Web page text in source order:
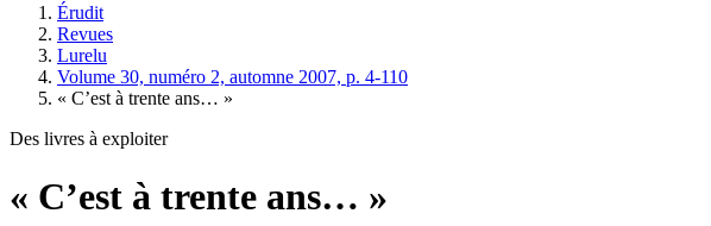
Érudit
Revues
Lurelu
Volume 30, numéro 2, automne 2007, p. 4-110
« C’est à trente ans… »
Des livres à exploiter
« C’est à trente ans… »